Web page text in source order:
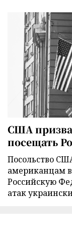
США
посещать
Посольство
американцам
Российскую
атак